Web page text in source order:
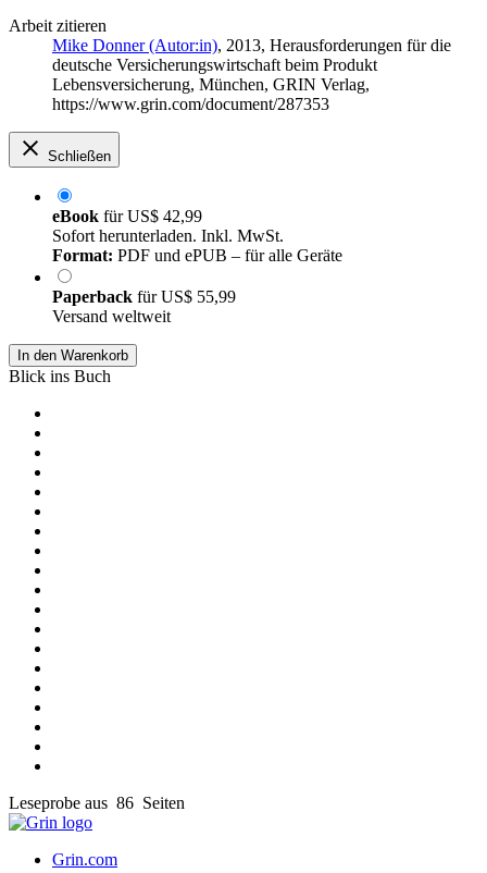
Arbeit zitieren
Mike Donner (Autor:in), 2013, Herausforderungen für die
deutsche Versicherungswirtschaft beim Produkt
Lebensversicherung, München, GRIN Verlag,
https://www.grin.com/document/287353
Schließen
eBook fürUS$ 42,99
Sofort herunterladen. Inkl. MwSt.
Format: PDF und ePUB – für alle Geräte
Paperback fürUS$ 55,99
Versand weltweit
In den Warenkorb
Blick ins Buch
Leseprobe aus 86 Seiten
Grin.com